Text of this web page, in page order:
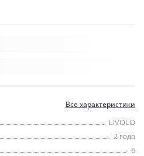
Все характеристики
LIVOLO
2 года
6